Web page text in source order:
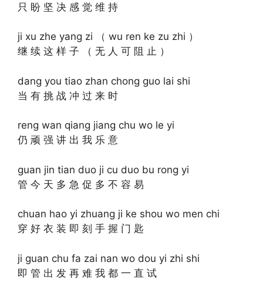
只 盼 坚 决 感 觉 维 持
ji xu zhe yang zi （ wu ren ke zu zhi ）
继 续 这 样 子 （ 无 人 可 阻 止 ）
dang you tiao zhan chong guo lai shi
当 有 挑 战 冲 过 来 时
reng wan qiang jiang chu wo le yi
仍 顽 强 讲 出 我 乐 意
guan jin tian duo ji cu duo bu rong yi
管 今 天 多 急 促 多 不 容 易
chuan hao yi zhuang ji ke shou wo men chi
穿 好 衣 装 即 刻 手 握 门 匙
ji guan chu fa zai nan wo dou yi zhi shi
即 管 出 发 再 难 我 都 一 直 试